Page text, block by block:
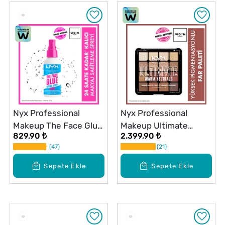
Sepete Ekle
Nyx Professional
Makeup The Face Glue
Sabitleyici Sprey
829,90 ₺
47
Sepete Ekle
Nyx Professional
Makeup Ultimate
Shadow Palette Warm
Neutrals Göz Farı
Paleti
2.399,90 ₺
21